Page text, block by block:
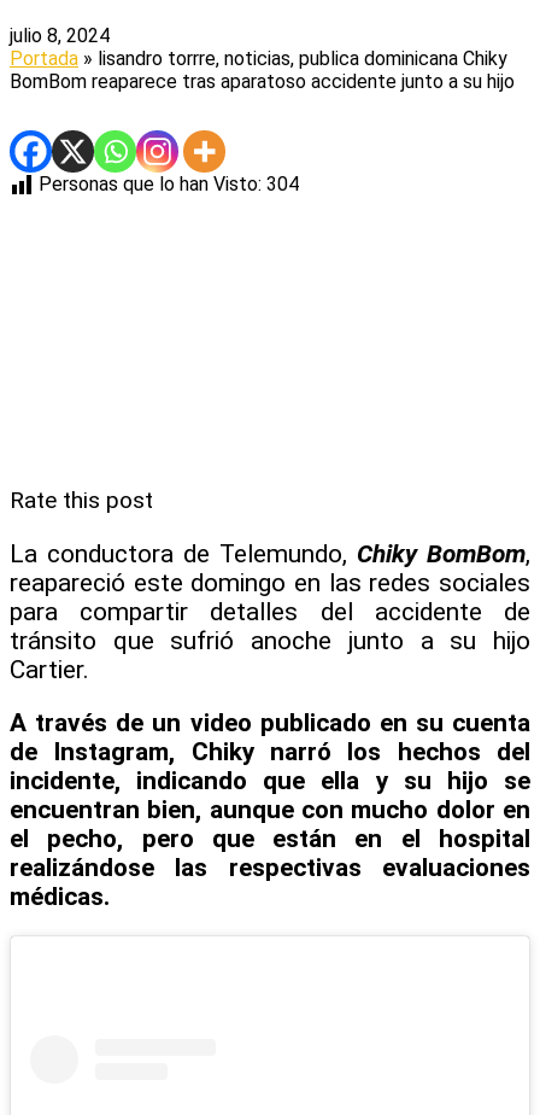
julio 8, 2024
Portada » lisandro torrre, noticias, publica dominicana Chiky
BomBom reaparece tras aparatoso accidente junto a su hijo
Personas que lo han Visto: 304
Rate this post
La conductora de Telemundo, Chiky BomBom,
reapareció este domingo en las redes sociales
para compartir detalles del accidente de
tránsito que sufrió anoche junto a su hijo
Cartier.
A través de un video publicado en su cuenta
de Instagram, Chiky narró los hechos del
incidente, indicando que ella y su hijo se
encuentran bien, aunque con mucho dolor en
el pecho, pero que están en el hospital
realizándose las respectivas evaluaciones
médicas.